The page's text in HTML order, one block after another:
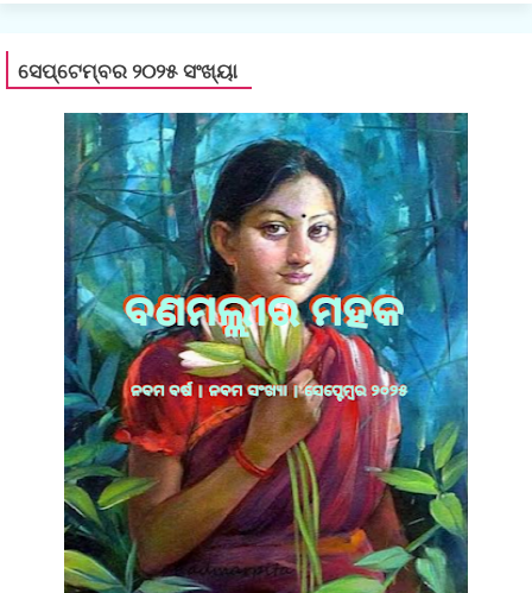
ସେପ୍ଟେମ୍ବର ୨୦୨୫ ସଂଖ୍ୟା